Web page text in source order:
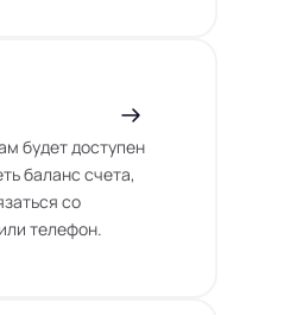
будет доступен
баланс счета,
со
телефон.